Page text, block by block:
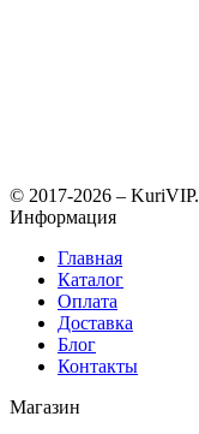
© 2017-2026 – KuriVIP.
Информация
Главная
Каталог
Оплата
Доставка
Блог
Контакты
Магазин